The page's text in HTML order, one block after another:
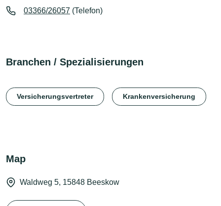
03366/26057 (Telefon)
Branchen / Spezialisierungen
Versicherungsvertreter Krankenversicherung
Map
Waldweg 5, 15848 Beeskow